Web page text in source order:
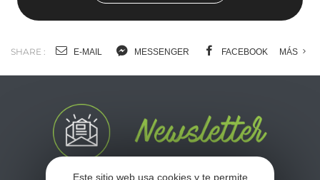
SHARE : E-MAIL MESSENGER FACEBOOK MÁS
Este sitio web usa cookies y te permite